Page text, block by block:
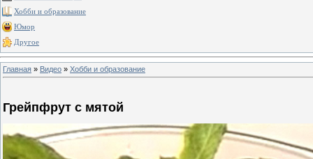
Хобби и образование
Юмор
Другое
Главная » Видео » Хобби и образование
Грейпфрут с мятой